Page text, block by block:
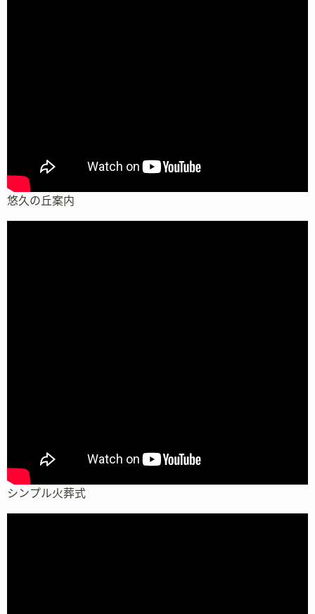
悠久の丘案内
シンプル火葬式